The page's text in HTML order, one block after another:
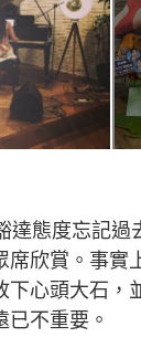
態度忘記
欣賞。事實
心頭大石，
不重要。